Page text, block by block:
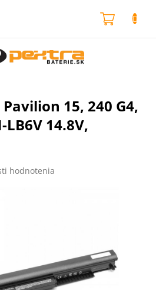
15, 240 G4,
LB6V 14.8V,
hodnotenia